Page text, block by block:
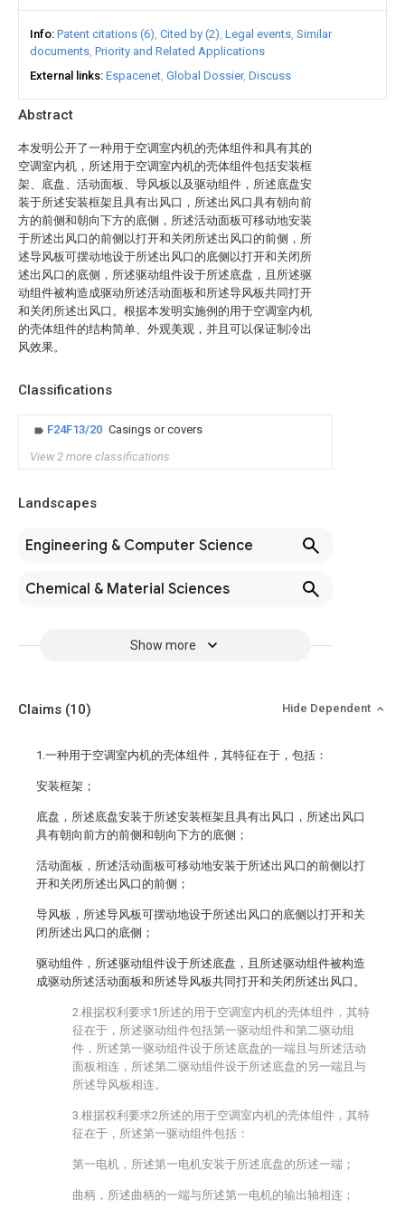
Abstract
本发明公开了一种用于空调室内机的壳体组件和具有其的
空调室内机，所述用于空调室内机的壳体组件包括安装框
架、底盘、活动面板、导风板以及驱动组件，所述底盘安
装于所述安装框架且具有出风口，所述出风口具有朝向前
方的前侧和朝向下方的底侧，所述活动面板可移动地安装
于所述出风口的前侧以打开和关闭所述出风口的前侧，所
述导风板可摆动地设于所述出风口的底侧以打开和关闭所
述出风口的底侧，所述驱动组件设于所述底盘，且所述驱
动组件被构造成驱动所述活动面板和所述导风板共同打开
和关闭所述出风口。根据本发明实施例的用于空调室内机
的壳体组件的结构简单、外观美观，并且可以保证制冷出
风效果。
Classifications
F24F13/20 Casings or covers
View 2 more classifications
Landscapes
Engineering & Computer Science
Chemical & Material Sciences
Show more
Info Patent citations (6) Cited by (2) Legal events Similar
documents Priority and Related Applications
External links Espacenet Global Dossier Discuss
Claims (10) Hide Dependent
1.一种用于空调室内机的壳体组件，其特征在于，包括：
安装框架；
底盘，所述底盘安装于所述安装框架且具有出风口，所述出风口
具有朝向前方的前侧和朝向下方的底侧；
活动面板，所述活动面板可移动地安装于所述出风口的前侧以打
开和关闭所述出风口的前侧；
导风板，所述导风板可摆动地设于所述出风口的底侧以打开和关
闭所述出风口的底侧；
驱动组件，所述驱动组件设于所述底盘，且所述驱动组件被构造
成驱动所述活动面板和所述导风板共同打开和关闭所述出风口。
2.根据权利要求1所述的用于空调室内机的壳体组件，其特
征在于，所述驱动组件包括第一驱动组件和第二驱动组
件，所述第一驱动组件设于所述底盘的一端且与所述活动
面板相连，所述第二驱动组件设于所述底盘的另一端且与
所述导风板相连。
3.根据权利要求2所述的用于空调室内机的壳体组件，其特
征在于，所述第一驱动组件包括：
第一电机，所述第一电机安装于所述底盘的所述一端；
曲柄，所述曲柄的一端与所述第一电机的输出轴相连；